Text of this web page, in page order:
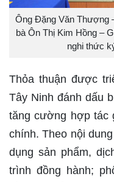
Ông Đặng Văn Thượng
bà Ôn Thị Kim Hồng –
nghi thức
Thỏa thuận được
Tây Ninh đánh dấu
tăng cường hợp tác
chính. Theo nội
dụng sản phẩm,
trình đồng hành;